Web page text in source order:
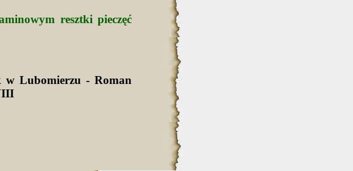
resztki pieczęć
w Lubomierzu - Roman